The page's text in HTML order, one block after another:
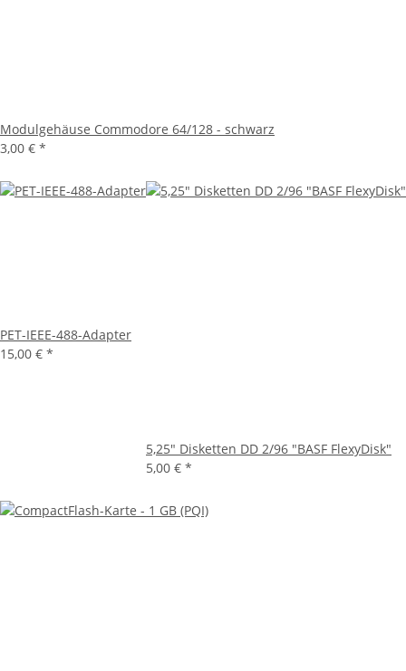
Modulgehäuse Commodore 64/128 - schwarz
3,00 € *
PET-IEEE-488-Adapter
15,00 € *
5,25" Disketten DD 2/96 "BASF FlexyDisk"
5,00 € *